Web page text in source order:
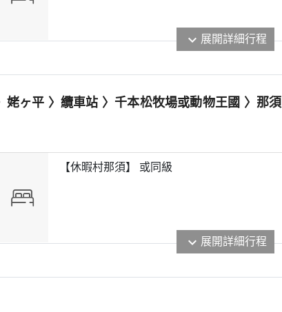
expand_more 展開詳細行程
ヶ平 〉纜車站 〉千本松牧場或動物王國 〉那須
【休暇村那須】 或同級
expand_more 展開詳細行程